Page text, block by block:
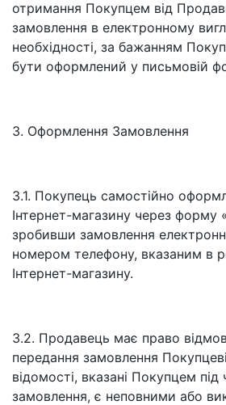
отримання Покупцем від
замовлення в електронному
необхідності, за бажанням
бути оформлений у письмовій
3. Оформлення Замовлення
3.1. Покупець самостійно
Інтернет-магазину через форму
зробивши замовлення
номером телефону, вказаним в
Інтернет-магазину.
3.2. Продавець має право
передання замовлення
відомості, вказані Покупцем
замовлення, є неповними або